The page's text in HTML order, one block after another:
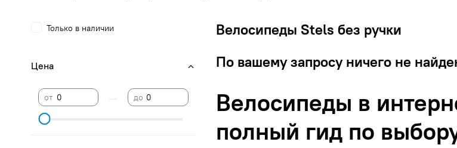
Велосипеды Stels без ручки
По вашему запросу ничего не
Велосипеды в
полный гид по
Только в наличии
Цена
от до